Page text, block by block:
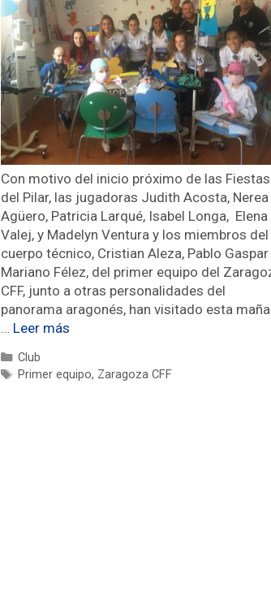
Con motivo del inicio próximo de las Fiestas
del Pilar, las jugadoras Judith Acosta, Nerea
Agüero, Patricia Larqué, Isabel Longa, Elena
Valej, y Madelyn Ventura y los miembros del
cuerpo técnico, Cristian Aleza, Pablo Gaspar
Mariano Félez, del primer equipo del
CFF, junto a otras personalidades del
panorama aragonés, han visitado esta
… Leer más
Club
Primer equipo, Zaragoza CFF